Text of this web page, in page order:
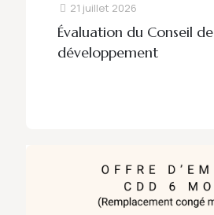
21 juillet 2026
Évaluation du Conseil de
développement